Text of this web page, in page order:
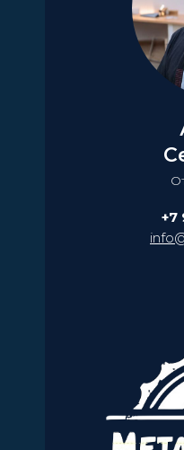
+7